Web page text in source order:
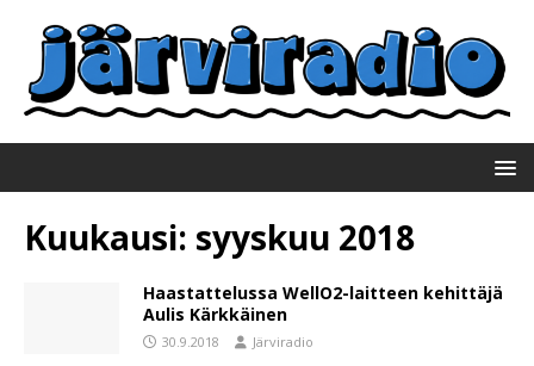
Kuukausi: syyskuu 2018
Haastattelussa WellO2-laitteen kehittäjä
Aulis Kärkkäinen
30.9.2018 Järviradio